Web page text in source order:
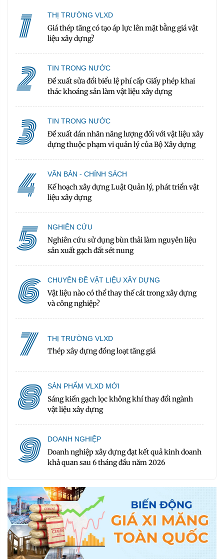
1 THỊ TRƯỜNG VLXD
Giá thép tăng có tạo áp lực lên mặt bằng giá vật
liệu xây dựng?
2 TIN TRONG NƯỚC
Đề xuất sửa đổi biểu lệ phí cấp Giấy phép khai
thác khoáng sản làm vật liệu xây dựng
3 TIN TRONG NƯỚC
Đề xuất dán nhãn năng lượng đối với vật liệu xây
dựng thuộc phạm vi quản lý của Bộ Xây dựng
4 VĂN BẢN - CHÍNH SÁCH
Kế hoạch xây dựng Luật Quản lý, phát triển vật
liệu xây dựng
5 NGHIÊN CỨU
Nghiên cứu sử dụng bùn thải làm nguyên liệu
sản xuất gạch đất sét nung
6 CHUYÊN ĐỀ VẬT LIỆU XÂY DỰNG
Vật liệu nào có thể thay thế cát trong xây dựng
và công nghiệp?
7 THỊ TRƯỜNG VLXD
Thép xây dựng đồng loạt tăng giá
8 SẢN PHẨM VLXD MỚI
Sáng kiến gạch lọc không khí thay đổi ngành
vật liệu xây dựng
9 DOANH NGHIỆP
Doanh nghiệp xây dựng đạt kết quả kinh doanh
khả quan sau 6 tháng đầu năm 2026